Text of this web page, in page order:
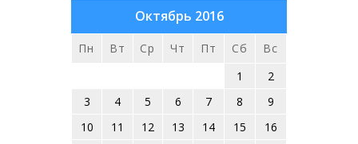
Октябрь 2016
Пн Вт Ср Чт Пт Сб
Вс
1
2
3
4 5 6 7 8
9
10
11 12 13 14 15 16